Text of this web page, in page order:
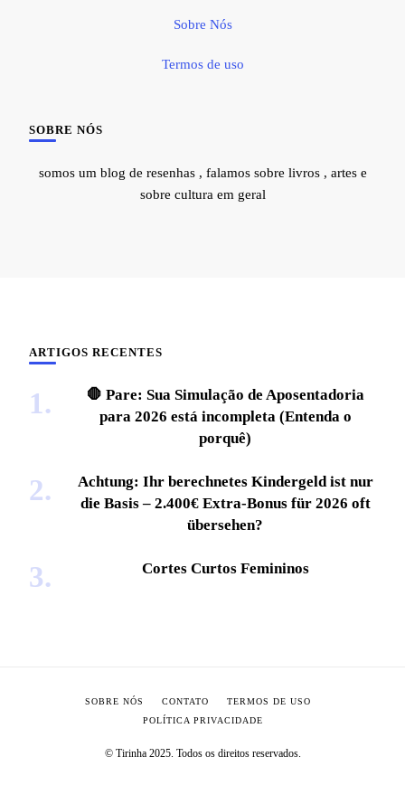
Sobre Nós
Termos de uso
SOBRE NÓS
somos um blog de resenhas , falamos sobre livros , artes e
sobre cultura em geral
ARTIGOS RECENTES
🛑 Pare: Sua Simulação de Aposentadoria
para 2026 está incompleta (Entenda o
porquê)
Achtung: Ihr berechnetes Kindergeld ist nur
die Basis – 2.400€ Extra-Bonus für 2026 oft
übersehen?
Cortes Curtos Femininos
© Tirinha 2025. Todos os direitos reservados.
SOBRE NÓS CONTATO
TERMOS DE USO
POLÍTICA PRIVACIDADE